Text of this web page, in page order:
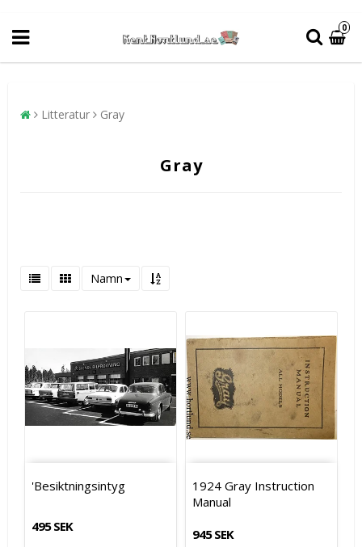
0
Litteratur Gray
Gray
Namn
'Besiktningsintyg
495 SEK
1924 Gray Instruction
Manual
945 SEK